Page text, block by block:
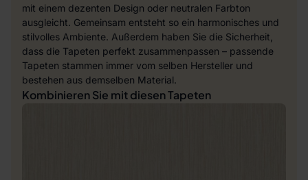
mit einem dezenten Design oder neutralen Farbton
ausgleicht. Gemeinsam entsteht so ein harmonisches und
stilvolles Ambiente. Außerdem haben Sie die Sicherheit,
dass die Tapeten perfekt zusammenpassen – passende
Tapeten stammen immer vom selben Hersteller und
bestehen aus demselben Material.
Kombinieren Sie mit diesen Tapeten